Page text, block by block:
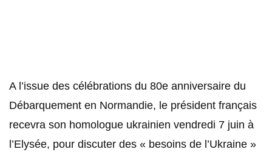
A l’issue des célébrations du 80e anniversaire du
Débarquement en Normandie, le président français
recevra son homologue ukrainien vendredi 7 juin à
l’Elysée, pour discuter des « besoins de l’Ukraine »